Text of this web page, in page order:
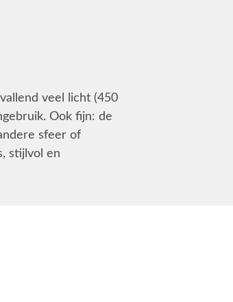
veel licht (450
Ook fijn: de
sfeer of
stijlvol en